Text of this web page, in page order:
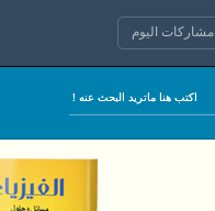
مشاركات اليوم